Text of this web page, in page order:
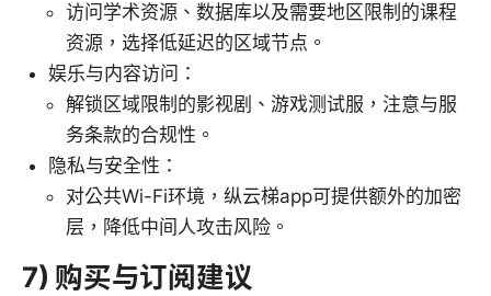
访问学术资源、数据库以及需要地区限制的课程
资源，选择低延迟的区域节点。
娱乐与内容访问：
解锁区域限制的影视剧、游戏测试服，注意与服
务条款的合规性。
隐私与安全性：
对公共Wi-Fi环境，纵云梯app可提供额外的加密
层，降低中间人攻击风险。
7) 购买与订阅建议